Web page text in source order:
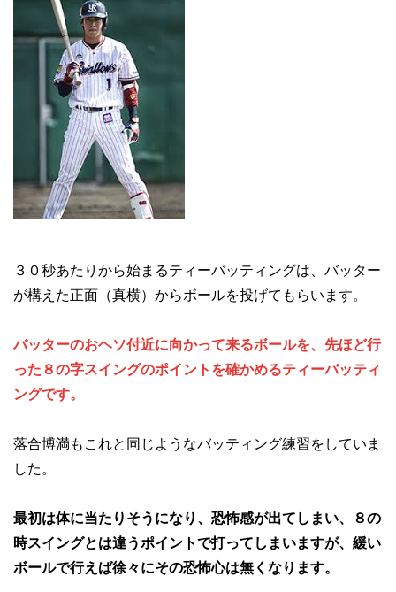
３０秒あたりから始まるティーバッティングは、バッター
が構えた正面（真横）からボールを投げてもらいます。
バッターのおヘソ付近に向かって来るボールを、先ほど行
った８の字スイングのポイントを確かめるティーバッティ
ングです。
落合博満もこれと同じようなバッティング練習をしていま
した。
最初は体に当たりそうになり、恐怖感が出てしまい、８の
時スイングとは違うポイントで打ってしまいますが、緩い
ボールで行えば徐々にその恐怖心は無くなります。